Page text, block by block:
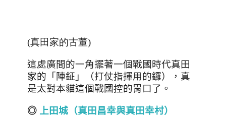
(真田家的古董)
這處廣間的一角擺著一個戰國時代真田
家的「陣鉦」（打仗指揮用的鑼），真
是太對本貓這個戰國控的胃口了。
◎ 上田城（真田昌幸與真田幸村）